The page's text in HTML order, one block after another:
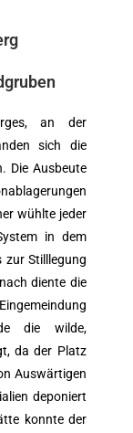
an der
sich die
Die Ausbeute
wühlte jeder
in dem
zur Stilllegung
diente die
die wilde,
da der Platz
Auswärtigen
deponiert
konnte der